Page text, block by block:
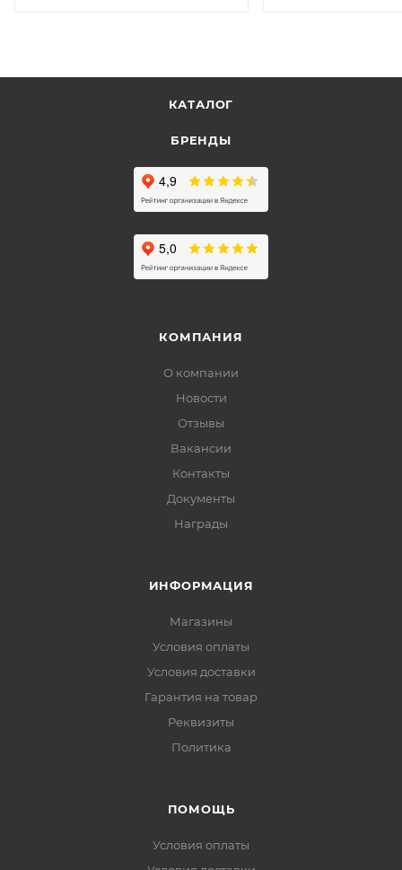
КАТАЛОГ
БРЕНДЫ
КОМПАНИЯ
О компании
Новости
Отзывы
Вакансии
Контакты
Документы
Награды
ИНФОРМАЦИЯ
Магазины
Условия оплаты
Условия доставки
Гарантия на товар
Реквизиты
Политика
ПОМОЩЬ
Условия оплаты